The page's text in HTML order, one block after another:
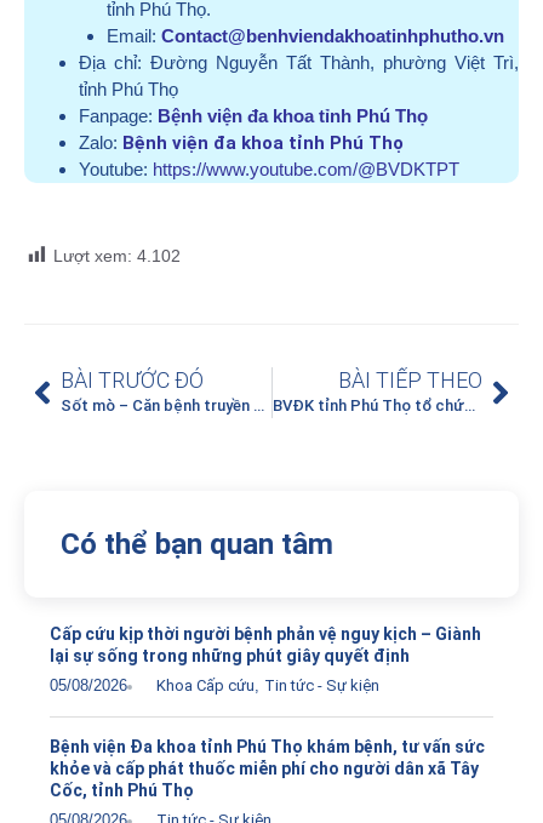
tỉnh Phú Thọ.
Email: Contact@benhviendakhoatinhphutho.vn
Địa chỉ: Đường Nguyễn Tất Thành, phường Việt Trì,
tỉnh Phú Thọ
Fanpage: Bệnh viện đa khoa tỉnh Phú Thọ
Zalo: Bệnh viện đa khoa tỉnh Phú Thọ
Youtube: https://www.youtube.com/@BVDKTPT
Lượt xem: 4.102
BÀI TRƯỚC ĐÓ
Sốt mò – Căn bệnh truyền nhiễm nguy hiểm dễ bỏ sót
BÀI TIẾP THEO
BVĐK tỉnh Phú Thọ tổ chức kiểm tra tay nghề chuyên môn cho Bác sĩ có thâm niên công tác dưới 5 năm
Có thể bạn quan tâm
Cấp cứu kịp thời người bệnh phản vệ nguy kịch – Giành
lại sự sống trong những phút giây quyết định
05/08/2026 Khoa Cấp cứu, Tin tức - Sự kiện
Bệnh viện Đa khoa tỉnh Phú Thọ khám bệnh, tư vấn sức
khỏe và cấp phát thuốc miễn phí cho người dân xã Tây
Cốc, tỉnh Phú Thọ